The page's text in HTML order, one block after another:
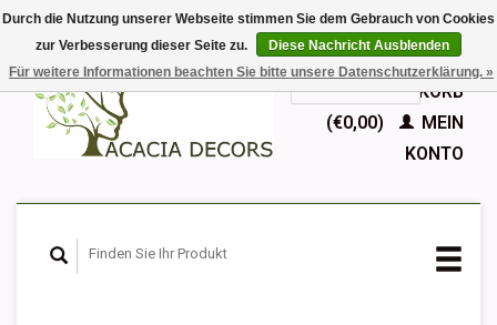
EUR
GBPDeutsch
Nederlands
English
IHR WARENKORB
(€0,00)
MEIN
KONTO
Durch die Nutzung unserer Webseite stimmen Sie dem Gebrauch von Cookies
zur Verbesserung dieser Seite zu.
Diese Nachricht Ausblenden
Für weitere Informationen beachten Sie bitte unsere Datenschutzerklärung. »